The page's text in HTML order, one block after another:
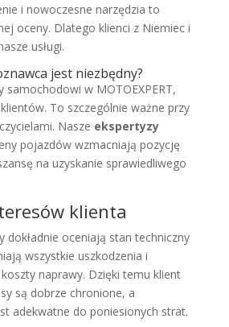
i nowoczesne narzędzia to
oceny. Dlatego klienci z Niemiec i
usługi.
jest niezbędny?
samochodowi w MOTOEXPERT,
To szczególnie ważne przy
Nasze ekspertyzy
pojazdów wzmacniają pozycję
na uzyskanie sprawiedliwego
klienta
dokładnie oceniają stan techniczny
wszystkie uszkodzenia i
naprawy. Dzięki temu klient
są dobrze chronione, a
adekwatne do poniesionych strat.